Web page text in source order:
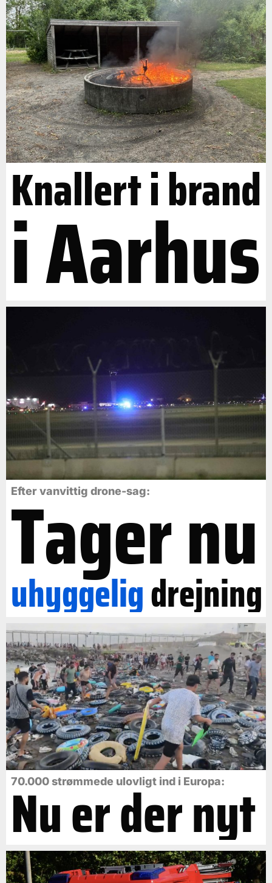
Knallert i brand
i Aarhus
Efter vanvittig drone-sag:
Tager nu
uhyggeligdrejning
70.000 strømmede ulovligt ind i Europa:
Nu er der nyt